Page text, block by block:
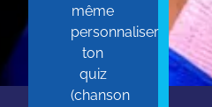
même
personnaliser
ton
quiz
(chanson